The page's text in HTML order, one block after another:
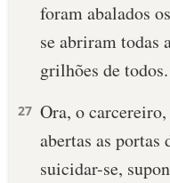
foram abalados
se abriram todas
grilhões de todos.
27 Ora, o
abertas as portas
suicidar-se,